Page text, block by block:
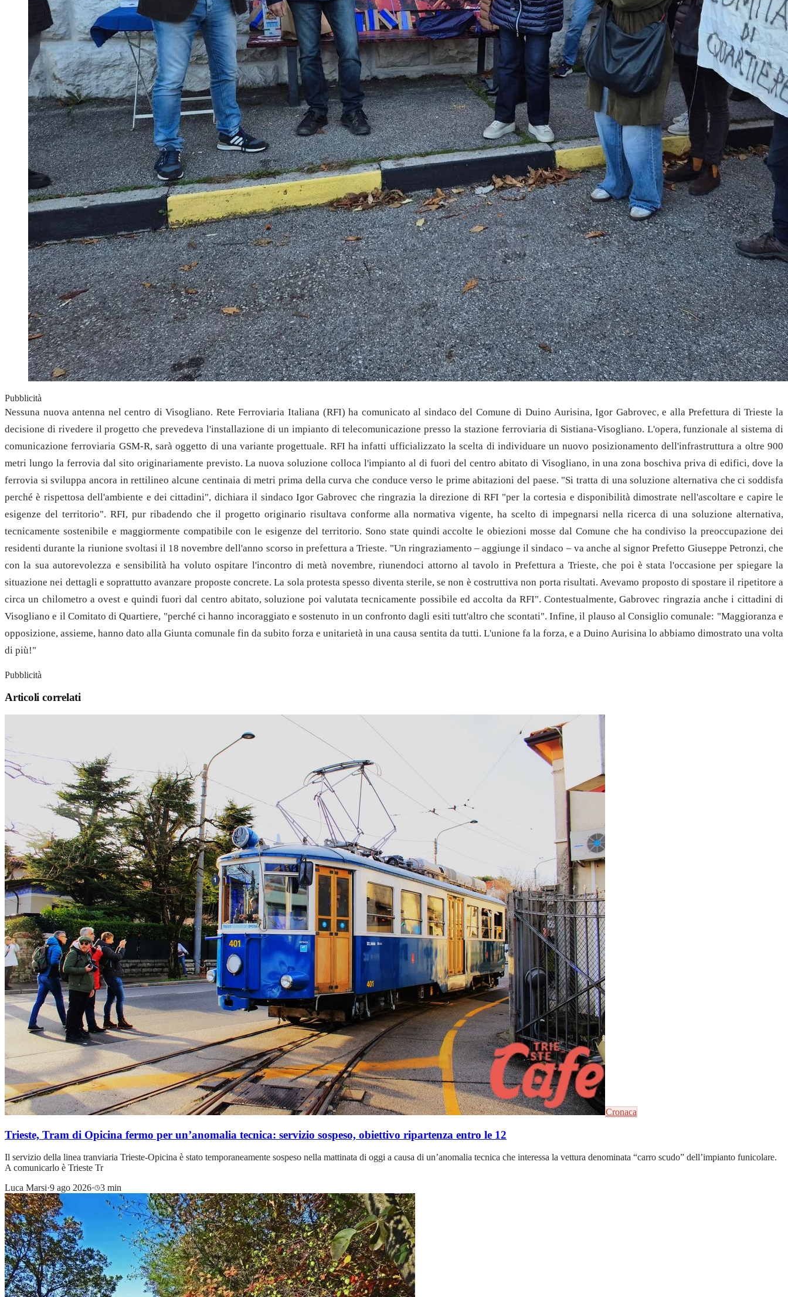
Pubblicità
Nessuna nuova antenna nel centro di Visogliano. Rete Ferroviaria Italiana (RFI) ha comunicato al sindaco del Comune di Duino Aurisina, Igor Gabrovec, e alla Prefettura di Trieste la
decisione di rivedere il progetto che prevedeva l'installazione di un impianto di telecomunicazione presso la stazione ferroviaria di Sistiana-Visogliano. L'opera, funzionale al sistema di
comunicazione ferroviaria GSM-R, sarà oggetto di una variante progettuale. RFI ha infatti ufficializzato la scelta di individuare un nuovo posizionamento dell'infrastruttura a oltre 900
metri lungo la ferrovia dal sito originariamente previsto. La nuova soluzione colloca l'impianto al di fuori del centro abitato di Visogliano, in una zona boschiva priva di edifici, dove la
ferrovia si sviluppa ancora in rettilineo alcune centinaia di metri prima della curva che conduce verso le prime abitazioni del paese. "Si tratta di una soluzione alternativa che ci soddisfa
perché è rispettosa dell'ambiente e dei cittadini", dichiara il sindaco Igor Gabrovec che ringrazia la direzione di RFI "per la cortesia e disponibilità dimostrate nell'ascoltare e capire le
esigenze del territorio". RFI, pur ribadendo che il progetto originario risultava conforme alla normativa vigente, ha scelto di impegnarsi nella ricerca di una soluzione alternativa,
tecnicamente sostenibile e maggiormente compatibile con le esigenze del territorio. Sono state quindi accolte le obiezioni mosse dal Comune che ha condiviso la preoccupazione dei
residenti durante la riunione svoltasi il 18 novembre dell'anno scorso in prefettura a Trieste. "Un ringraziamento – aggiunge il sindaco – va anche al signor Prefetto Giuseppe Petronzi, che
con la sua autorevolezza e sensibilità ha voluto ospitare l'incontro di metà novembre, riunendoci attorno al tavolo in Prefettura a Trieste, che poi è stata l'occasione per spiegare la
situazione nei dettagli e soprattutto avanzare proposte concrete. La sola protesta spesso diventa sterile, se non è costruttiva non porta risultati. Avevamo proposto di spostare il ripetitore a
circa un chilometro a ovest e quindi fuori dal centro abitato, soluzione poi valutata tecnicamente possibile ed accolta da RFI". Contestualmente, Gabrovec ringrazia anche i cittadini di
Visogliano e il Comitato di Quartiere, "perché ci hanno incoraggiato e sostenuto in un confronto dagli esiti tutt'altro che scontati". Infine, il plauso al Consiglio comunale: "Maggioranza e
opposizione, assieme, hanno dato alla Giunta comunale fin da subito forza e unitarietà in una causa sentita da tutti. L'unione fa la forza, e a Duino Aurisina lo abbiamo dimostrato una volta
di più!"
Pubblicità
Articoli correlati
Cronaca
Trieste, Tram di Opicina fermo per un’anomalia tecnica: servizio sospeso, obiettivo ripartenza entro le 12
Il servizio della linea tranviaria Trieste-Opicina è stato temporaneamente sospeso nella mattinata di oggi a causa di un’anomalia tecnica che interessa la vettura denominata “carro scudo” dell’impianto funicolare.
A comunicarlo è Trieste Tr
Luca Marsi·9 ago 2026· 3 min